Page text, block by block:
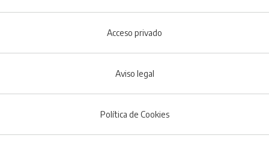
Acceso privado
Aviso legal
Política de Cookies